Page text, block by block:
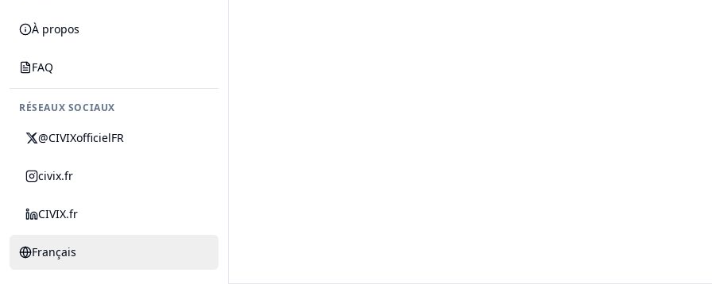
À propos
FAQ
RÉSEAUX SOCIAUX
@CIVIXofficielFR
civix.fr
CIVIX.fr
Français